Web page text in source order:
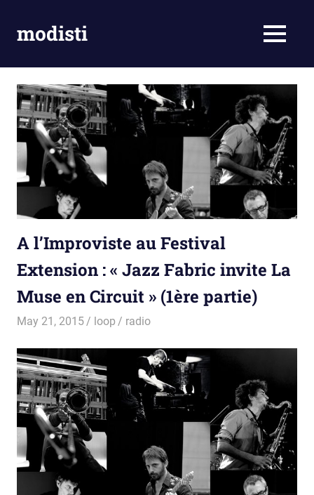
contentmodisti MENU
A l’Improviste au Festival
Extension : « Jazz Fabric invite La
Muse en Circuit » (1ère partie)
May 21, 2015 loop radio